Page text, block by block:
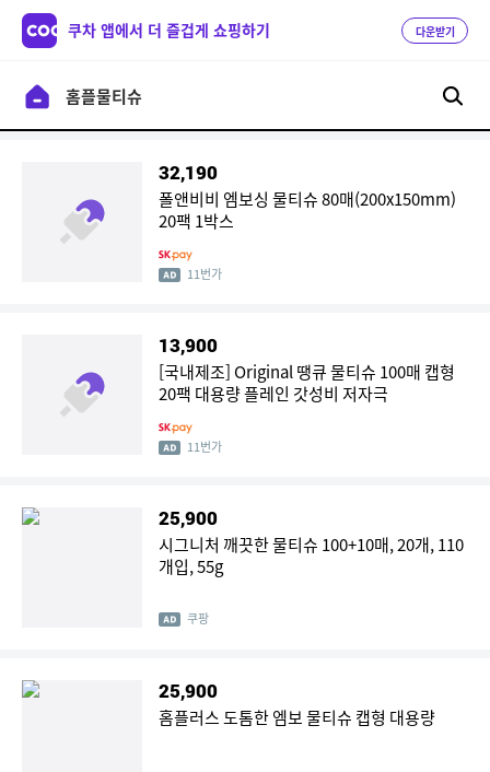
쿠차 앱에서 더 즐겁게 쇼핑하기 다운받기
32,190
폴앤비비 엠보싱 물티슈 80매(200x150mm)
20팩 1박스
11번가
13,900
[국내제조] Original 땡큐 물티슈 100매 캡형
20팩 대용량 플레인 갓성비 저자극
11번가
25,900
시그니처 깨끗한 물티슈 100+10매, 20개, 110
개입, 55g
쿠팡
25,900
홈플러스 도톰한 엠보 물티슈 캡형 대용량